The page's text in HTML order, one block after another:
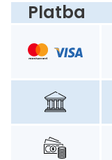
Platba